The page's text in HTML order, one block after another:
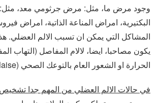
وجود مرض ما، مثل: مرض جرثومي معد، مثل:
البكتيرية، امراض المناعة الذاتية، امراض
المشاكل التي يمكن ان تسبب الالم العضلي.
يكون مصاحبا، ايضا، لالام المفاصل (التهاب
الحرارة او الشعور العام بالتوعك الصحي (Malaise).
في حالات الالم العضلي من المهم جدا